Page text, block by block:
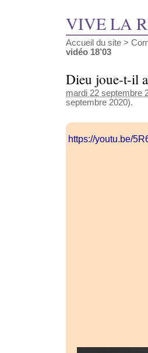
VIVE LA
Accueil du site >
vidéo 18’03
Dieu joue-t-il
mardi 22 septembre
septembre 2020).
https://youtu.be/